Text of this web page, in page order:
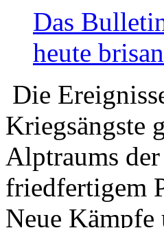
Das
heute
Die
Kriegsängste
Alptraums
friedfertigem
Neue Kämpfe